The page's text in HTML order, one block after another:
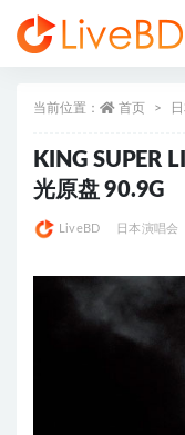
当前位置： 首页
KING SUPER
光原盘 90.9G
LiveBD 日本演唱会